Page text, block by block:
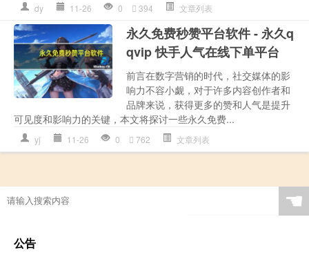
dy 11-26 0 394 文章列表
永久免费秒赞平台软件 - 永久q
qvip 快手人气在线下单平台
前言在数字营销的时代，社交媒体的影
响力不容小觑，对于许多内容创作者和
品牌来说，获得更多的赞和人气是提升
可见度和影响力的关键，本文将探讨一些永久免费...
yj 11-26 0 762 文章列表
☚
公告